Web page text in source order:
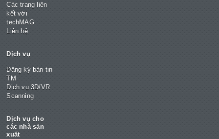
Các trang liên
kết với
techMAG
Liên hệ
Dịch vụ
Đăng ký bản tin
TM
Dịch vụ 3D/VR
Scanning
Dịch vụ cho
các nhà sản
xuất